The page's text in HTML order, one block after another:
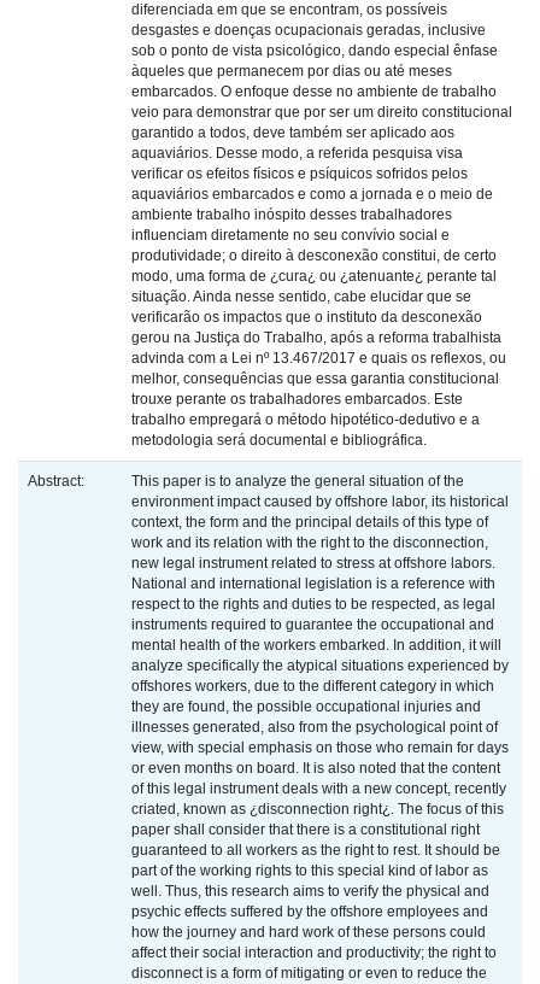
diferenciada em que se encontram, os possíveis
desgastes e doenças ocupacionais geradas, inclusive
sob o ponto de vista psicológico, dando especial ênfase
àqueles que permanecem por dias ou até meses
embarcados. O enfoque desse no ambiente de trabalho
veio para demonstrar que por ser um direito constitucional
garantido a todos, deve também ser aplicado aos
aquaviários. Desse modo, a referida pesquisa visa
verificar os efeitos físicos e psíquicos sofridos pelos
aquaviários embarcados e como a jornada e o meio de
ambiente trabalho inóspito desses trabalhadores
influenciam diretamente no seu convívio social e
produtividade; o direito à desconexão constitui, de certo
modo, uma forma de ¿cura¿ ou ¿atenuante¿ perante tal
situação. Ainda nesse sentido, cabe elucidar que se
verificarão os impactos que o instituto da desconexão
gerou na Justiça do Trabalho, após a reforma trabalhista
advinda com a Lei nº 13.467/2017 e quais os reflexos, ou
melhor, consequências que essa garantia constitucional
trouxe perante os trabalhadores embarcados. Este
trabalho empregará o método hipotético-dedutivo e a
metodologia será documental e bibliográfica.
Abstract:
This paper is to analyze the general situation of the
environment impact caused by offshore labor, its historical
context, the form and the principal details of this type of
work and its relation with the right to the disconnection,
new legal instrument related to stress at offshore labors.
National and international legislation is a reference with
respect to the rights and duties to be respected, as legal
instruments required to guarantee the occupational and
mental health of the workers embarked. In addition, it will
analyze specifically the atypical situations experienced by
offshores workers, due to the different category in which
they are found, the possible occupational injuries and
illnesses generated, also from the psychological point of
view, with special emphasis on those who remain for days
or even months on board. It is also noted that the content
of this legal instrument deals with a new concept, recently
criated, known as ¿disconnection right¿. The focus of this
paper shall consider that there is a constitutional right
guaranteed to all workers as the right to rest. It should be
part of the working rights to this special kind of labor as
well. Thus, this research aims to verify the physical and
psychic effects suffered by the offshore employees and
how the journey and hard work of these persons could
affect their social interaction and productivity; the right to
disconnect is a form of mitigating or even to reduce the